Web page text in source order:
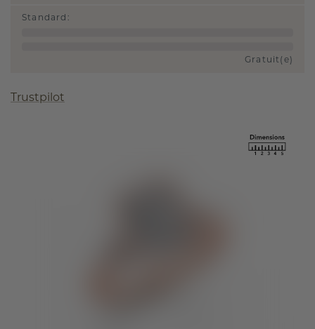
Standard :
Gratuit(e)
Trustpilot